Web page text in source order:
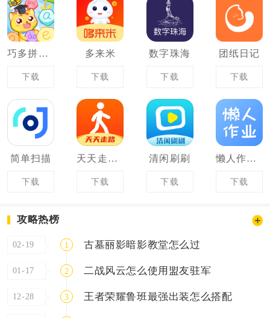
巧多拼音学习软件
下载
多来米
下载
数字珠海
下载
团纸日记
下载
简单扫描
下载
天天走路宝
下载
清闲刷刷
下载
懒人作业答案
下载
攻略热榜
02-19 1 古墓丽影暗影教堂怎么过
01-17 2 二战风云怎么使用盟友驻军
12-28 3 王者荣耀鲁班最强出装怎么搭配